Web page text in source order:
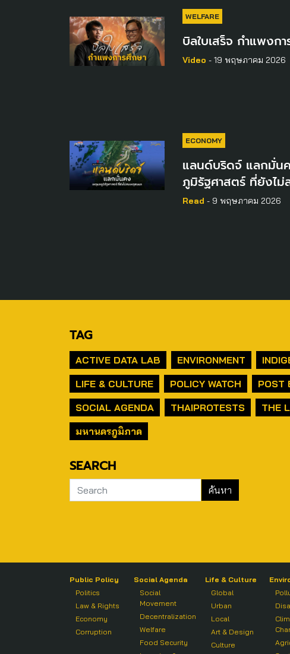
WELFARE
บิลใบเสร็จ กำแพงก
Video - 19 พฤษภาคม 2026
ECONOMY
แลนด์บริดจ์ แลกมั่น
ภูมิรัฐศาสตร์ ที่ยังไ
Read - 9 พฤษภาคม 2026
TAG
ACTIVE DATA LAB ENVIRONMENT
LIFE & CULTURE
POLICY WATCH POST
SOCIAL AGENDA
THAIPROTESTS THE
มหานครภูมิภาค
SEARCH
Public Policy
Politics
Law & Rights
Economy
Corruption
Social Agenda
Social
Movement
Decentralization
Welfare
Food Security
Life & Culture
Global
Urban
Local
Art & Design
Culture